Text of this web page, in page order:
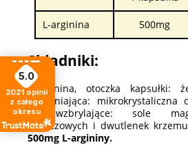
L-arginina 500mg
Składniki:
L-arginina, otoczka kapsułki:
wypełniająca: mikrokrystaliczna
przeciwzbrylające: sole
tłuszczowych i dwutlenek
500mg L-argininy.
5.0
2021 opinii
z całego
okresu